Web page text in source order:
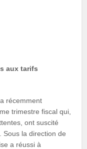
aux tarifs
récemment
trimestre fiscal qui,
ont suscité
Sous la direction de
a réussi à